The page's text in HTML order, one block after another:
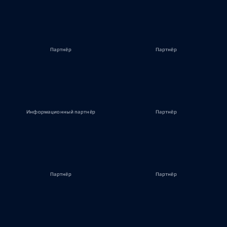
Партнёр Партнёр
Информационный партнёр Партнёр
Партнёр Партнёр